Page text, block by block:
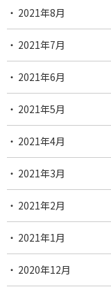
2021年8月
2021年7月
2021年6月
2021年5月
2021年4月
2021年3月
2021年2月
2021年1月
2020年12月